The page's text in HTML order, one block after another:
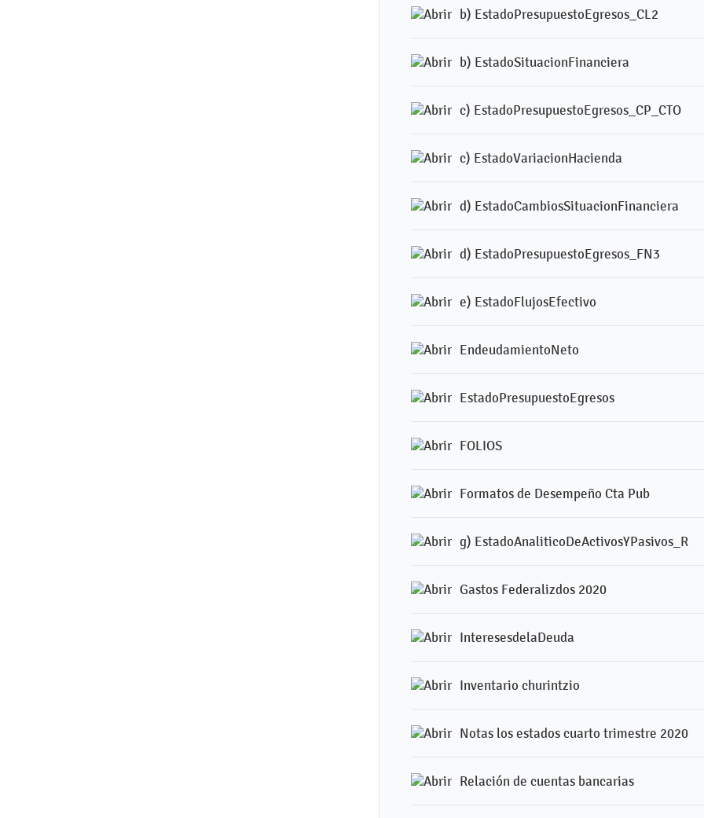
b) EstadoPresupuestoEgresos_CL2
b) EstadoSituacionFinanciera
c) EstadoPresupuestoEgresos_CP_CTO
c) EstadoVariacionHacienda
d) EstadoCambiosSituacionFinanciera
d) EstadoPresupuestoEgresos_FN3
e) EstadoFlujosEfectivo
EndeudamientoNeto
EstadoPresupuestoEgresos
FOLIOS
Formatos de Desempeño Cta Pub
g) EstadoAnaliticoDeActivosYPasivos_R
Gastos Federalizdos 2020
InteresesdelaDeuda
Inventario churintzio
Notas los estados cuarto trimestre 2020
Relación de cuentas bancarias